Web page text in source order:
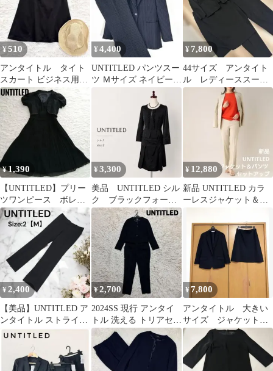
/CK28 ■ECD005
¥510
アンタイトル タイト
スカート ビジネス用
オフィス 通勤 黒
ブラック 1
¥4,400
UNTITLED パンツスー
ツ Ｍサイズ ネイビー
¥ 7,800
44サイズ アンタイト
ル レディーススーツ
３点セット スカー
ト・パンツ
¥1,390
【UNTITLED】プリー
ツワンピース ボレ
ロ セットアップ ブ
ラックフォーマル
¥3,300
美品 UNTITLED シル
ク ブラックフォーマ
ル
¥ 12,880
新品 UNTITLED カラ
ーレスジャケット＆パ
¥2,400
【美品】UNTITLED ア
ンタイトル ストライプ
パンツ ネイビー 2 M
¥2,700
2024SS 現行 アンタイ
トル 洗える トリアセク
ロス セットアップ 黒
¥7,800
アンタイトル 大きい
サイズ ジャケット
スカート スーツ 44